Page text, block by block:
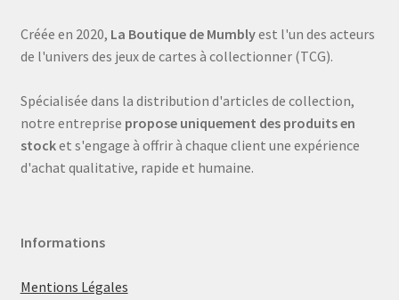
Créée en 2020, La Boutique de Mumblyest l'un des acteurs
de l'univers des jeux de cartes à collectionner (TCG).
Spécialisée dans la distribution d'articles de collection,
notre entreprise propose uniquement des produits en
stocket s'engage à offrir à chaque client une expérience
d'achat qualitative, rapide et humaine.
Informations
Mentions Légales